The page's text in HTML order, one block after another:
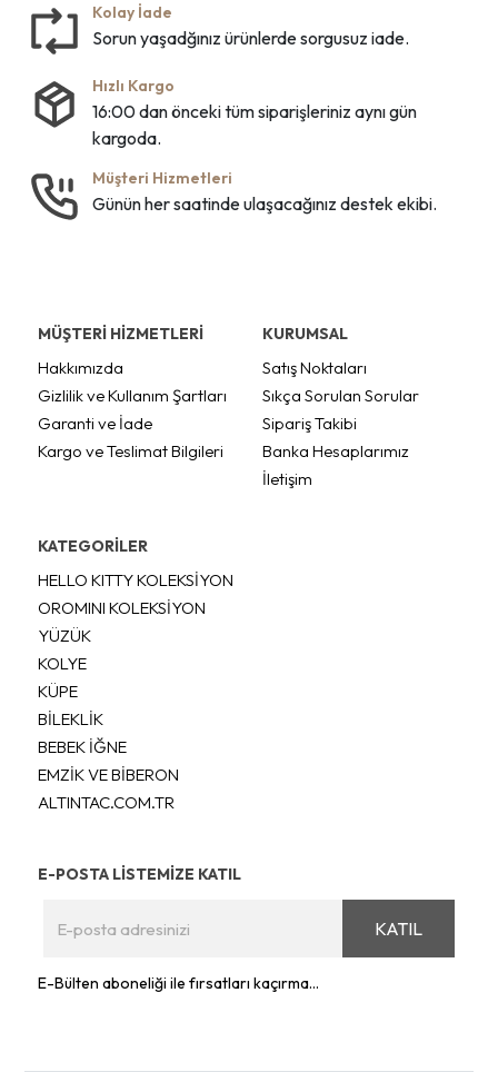
Kolay İade
Sorun yaşadğınız ürünlerde sorgusuz iade.
Hızlı Kargo
16:00 dan önceki tüm siparişleriniz aynı gün
kargoda.
Müşteri Hizmetleri
Günün her saatinde ulaşacağınız destek ekibi.
MÜŞTERİ HİZMETLERİ
Hakkımızda
Gizlilik ve Kullanım Şartları
Garanti ve İade
Kargo ve Teslimat Bilgileri
KURUMSAL
Satış Noktaları
Sıkça Sorulan Sorular
Sipariş Takibi
Banka Hesaplarımız
İletişim
KATEGORİLER
HELLO KITTY KOLEKSİYON
OROMINI KOLEKSİYON
YÜZÜK
KOLYE
KÜPE
BİLEKLİK
BEBEK İĞNE
EMZİK VE BİBERON
ALTINTAC.COM.TR
E-POSTA LİSTEMİZE KATIL
KATIL
E-Bülten aboneliği ile fırsatları kaçırma...